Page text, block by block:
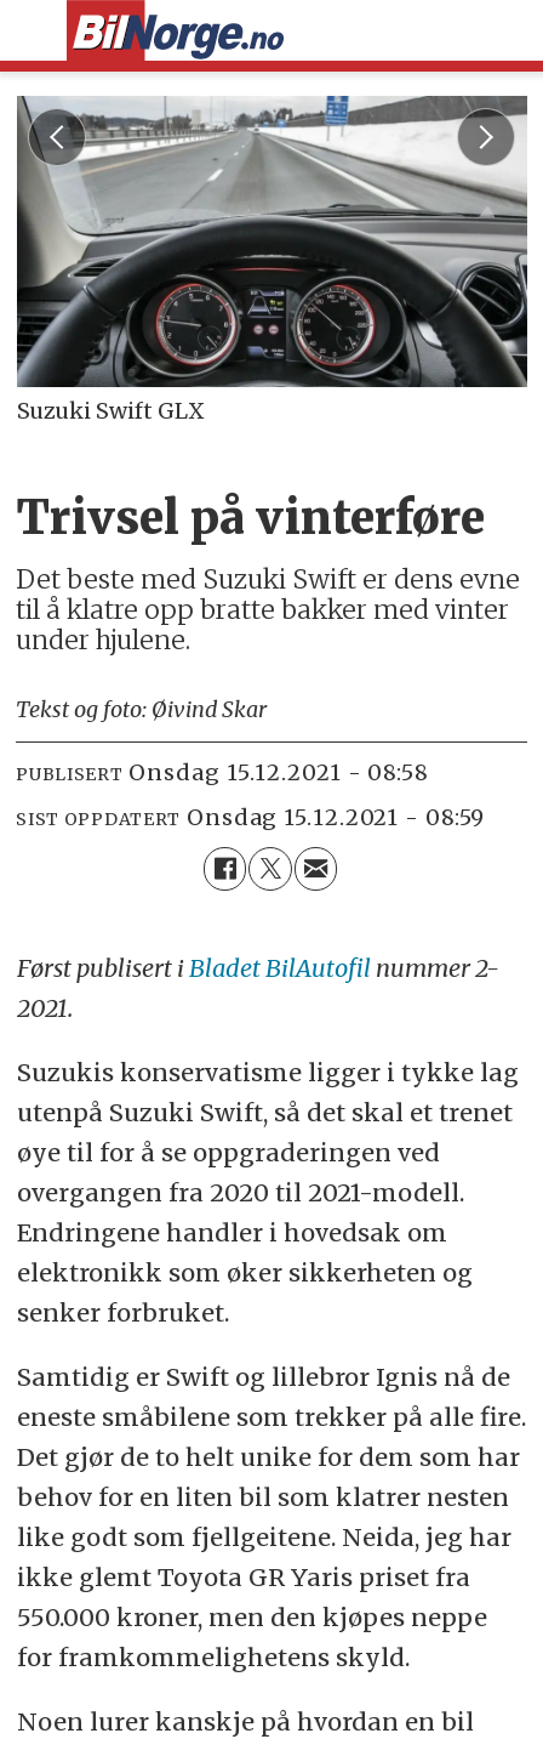
Suzuki Swift GLX
Trivsel på vinterføre
Det beste med Suzuki Swift er dens evne
til å klatre opp bratte bakker med vinter
under hjulene.
Tekst og foto: Øivind Skar
PUBLISERT onsdag 15.12.2021 - 08:58
SIST OPPDATERT onsdag 15.12.2021 - 08:59
Først publisert iBladet BilAutofil nummer 2-
2021.
Suzukis konservatisme ligger i tykke lag
utenpå Suzuki Swift, så det skal et trenet
øye til for å se oppgraderingen ved
overgangen fra 2020 til 2021-modell.
Endringene handler i hovedsak om
elektronikk som øker sikkerheten og
senker forbruket.
Samtidig er Swift og lillebror Ignis nå de
eneste småbilene som trekker på alle fire.
Det gjør de to helt unike for dem som har
behov for en liten bil som klatrer nesten
like godt som fjellgeitene. Neida, jeg har
ikke glemt Toyota GR Yaris priset fra
550.000 kroner, men den kjøpes neppe
for framkommelighetens skyld.
Noen lurer kanskje på hvordan en bil